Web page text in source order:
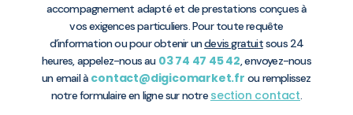
accompagnement adapté et de prestations conçues à
vos exigences particuliers. Pour toute requête
d’information ou pour obtenir undevis gratuitsous 24
heures, appelez-nous au 03 74 47 45 42, envoyez-nous
un email à contact@digicomarket.fr ou remplissez
notre formulaire en ligne sur notre section contact.